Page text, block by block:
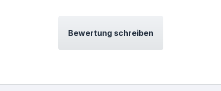
Bewertung schreiben